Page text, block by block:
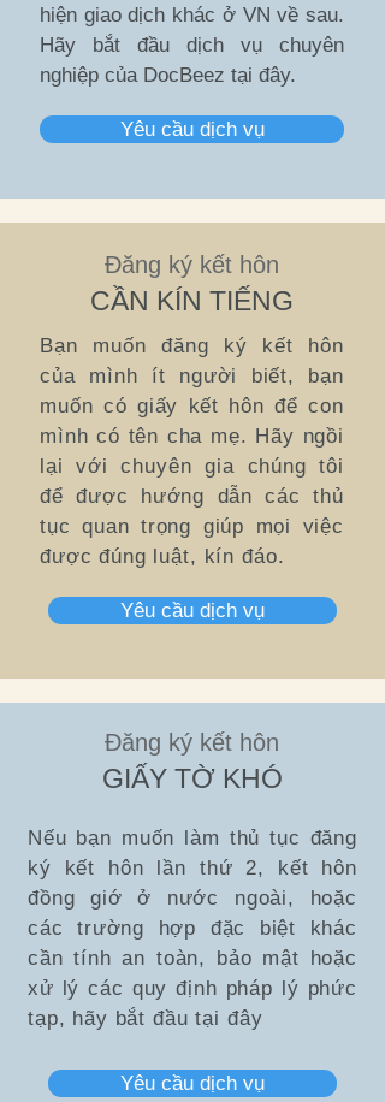
hiện giao dịch khác ở VN về sau.
Hãy bắt đầu dịch vụ chuyên
nghiệp của DocBeez tại đây.
Yêu cầu dịch vụ
Đăng ký kết hôn
CẦN KÍN TIẾNG
Bạn muốn đăng ký kết hôn
của mình ít người biết, bạn
muốn có giấy kết hôn để con
mình có tên cha mẹ. Hãy ngồi
lại với chuyên gia chúng tôi
để được hướng dẫn các thủ
tục quan trọng giúp mọi việc
được đúng luật, kín đáo.
Yêu cầu dịch vụ
Đăng ký kết hôn
GIẤY TỜ KHÓ
Nếu bạn muốn làm thủ tục đăng
ký kết hôn lần thứ 2, kết hôn
đồng giớ ở nước ngoài, hoặc
các trường hợp đặc biệt khác
cần tính an toàn, bảo mật hoặc
xử lý các quy định pháp lý phức
tạp, hãy bắt đầu tại đây
Yêu cầu dịch vụ